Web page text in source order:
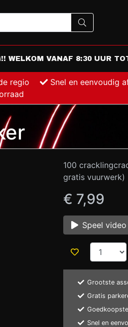
WELKOM VANAF 8:30 UUR
regio Snel en eenvoudig
100
gratis vuurwerk)
€ 7,99
Speel video
Grootste
Gratis
Snel en